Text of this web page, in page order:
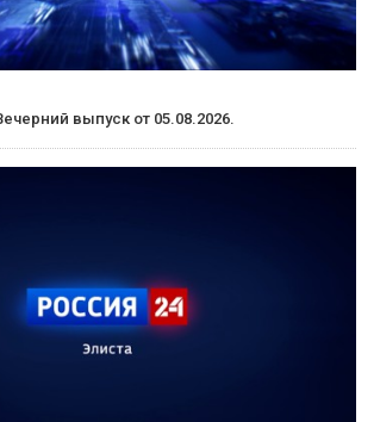
экспертизу. По её результатам
решение.